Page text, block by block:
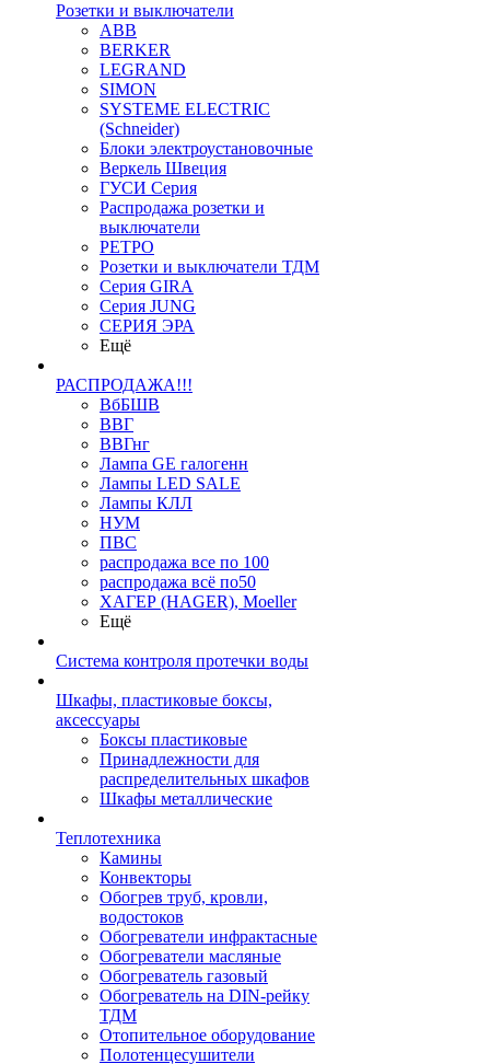
Розетки и выключатели
ABB
BERKER
LEGRAND
SIMON
SYSTEME ELECTRIC
(Schneider)
Блоки электроустановочные
Веркель Швеция
ГУСИ Серия
Распродажа розетки и
выключатели
РЕТРО
Розетки и выключатели ТДМ
Серия GIRA
Серия JUNG
СЕРИЯ ЭРА
Ещё
РАСПРОДАЖА!!!
ВбБШВ
ВВГ
ВВГнг
Лампа GE галогенн
Лампы LED SALE
Лампы КЛЛ
НУМ
ПВС
распродажа все по 100
распродажа всё по50
ХАГЕР (HAGER), Moeller
Ещё
Система контроля протечки воды
Шкафы, пластиковые боксы,
аксессуары
Боксы пластиковые
Принадлежности для
распределительных шкафов
Шкафы металлические
Теплотехника
Камины
Конвекторы
Обогрев труб, кровли,
водостоков
Обогреватели инфрактасные
Обогреватели масляные
Обогреватель газовый
Обогреватель на DIN-рейку
ТДМ
Отопительное оборудование
Полотенцесушители